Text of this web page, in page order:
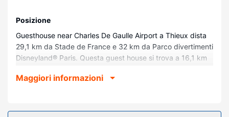
Posizione
Guesthouse near Charles De Gaulle Airport a Thieux dista
29,1 km da Stade de France e 32 km da Parco divertimenti
Disneyland® Paris. Questa guest house si trova a 16,1 km
d'Europe.
Soggiorna in una delle 3 camere della struttura, complete
Maggiori informazioni